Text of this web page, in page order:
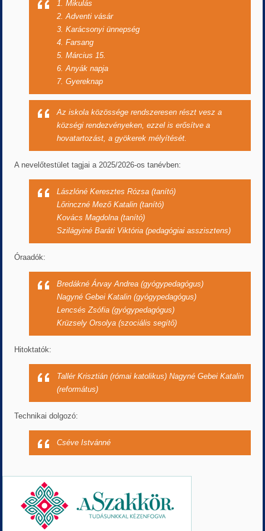
1. Mikulás
2. Adventi vásár
3. Karácsonyi ünnepség
4. Farsang
5. Március 15.
6. Anyák napja
7. Gyereknap
Az iskola közössége rendszeresen részt vesz a
községi rendezvényeken, ezzel is erősítve a
hovatartozást, a gyökerek mélyítését.
A nevelőtestület tagjai a 2025/2026-os tanévben:
Lászlóné Keresztes Rózsa (tanító)
Lőrinczné Mező Katalin (tanító)
Kovács Magdolna (tanító)
Szilágyiné Baráti Viktória (pedagógiai asszisztens)
Óraadók:
Bredákné Árvay Andrea (gyógypedagógus)
Nagyné Gebei Katalin (gyógypedagógus)
Lencsés Zsófia (gyógypedagógus)
Krüzsely Orsolya (szociális segítő)
Hitoktatók:
Tallér Krisztián (római katolikus) Nagyné Gebei Katalin
(református)
Technikai dolgozó:
Cséve Istvánné